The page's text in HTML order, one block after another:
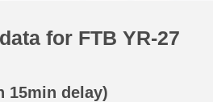
for FTB YR-27
15min delay)